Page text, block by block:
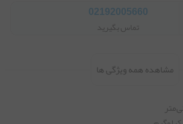
02192005660
تماس بگیرید
مشاهده همه ویژگی ها